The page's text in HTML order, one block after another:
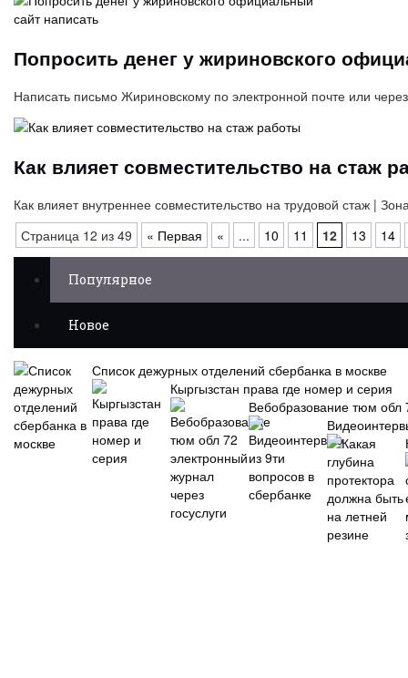
Попросить денег у жириновского
Написать письмо Жириновскому по электронной почте
Как влияет совместительство на стаж
Как влияет внутреннее совместительство на трудовой стаж |
Страница 12 из 49
« Первая « ... 10 11 12 13 14
Популярное
Новое
Список дежурных отделений сбербанка в москве
Кыргызстан права где номер и серия
Вебобразование тюм обл